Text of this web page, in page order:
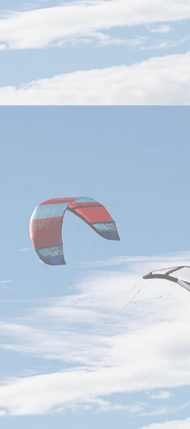
日、これまでの弱気姿勢を修
正する形で買い戻しを進め、
3日間の累計買越額は1,460.7
億台湾ドルに達した。これに
より加権指数は終値で369ポ
イント上昇し、41,138ポイン
41,000ポイント台に乗せた。